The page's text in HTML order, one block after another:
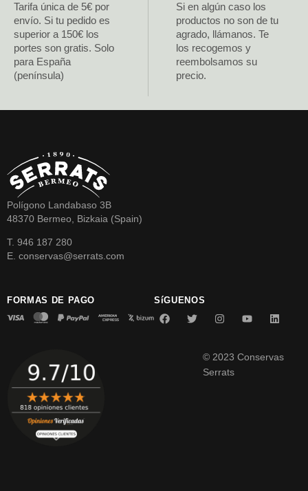
Tarifa única de 5€ por
envío. Si tu pedido es
superior a 150€ los
portes son gratis. Solo
para España
(península)
Si en algún caso los
productos no son de tu
agrado, llámanos. Te
los recogemos y
reembolsamos su
precio.
Polígono Landabaso 3B
48370 Bermeo, Bizkaia (Spain)
T. 946 187 280
E. conservas@serrats.com
FORMAS DE PAGO SíGUENOS
© 2023 Conservas
Serrats